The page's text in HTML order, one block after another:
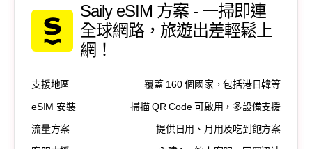
Saily eSIM 方案 - 一掃即連
全球網路，旅遊出差輕鬆上
網！
支援地區
覆蓋 160 個國家，包括港日韓等
eSIM 安裝
掃描 QR Code 可啟用，多設備支援
流量方案
提供日用、月用及吃到飽方案